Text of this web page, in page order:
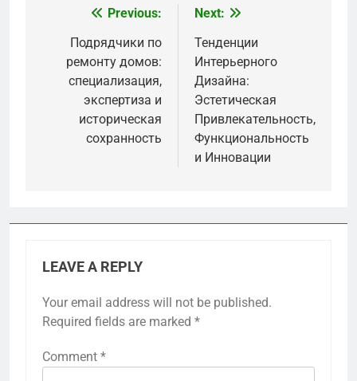
navigation
Previous:
Подрядчики по
ремонту домов:
специализация,
экспертиза и
историческая
сохранность
Next:
Тенденции
Интерьерного
Дизайна:
Эстетическая
Привлекательность,
Функциональность
и Инновации
LEAVE A REPLY
Your email address will not be published.
Required fields are marked *
Comment *